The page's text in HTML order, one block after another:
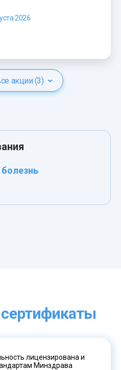
2026
акции (3)
болезнь
лицензирована и
Минздрава